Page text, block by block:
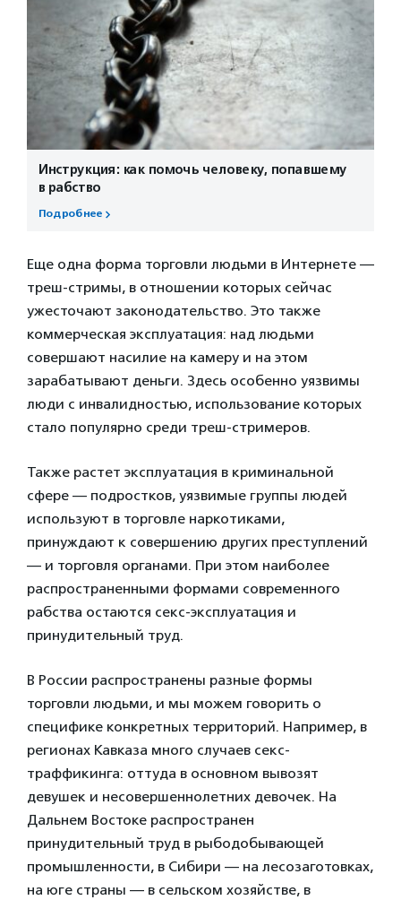
Инструкция: как помочь человеку, попавшему
в рабство
Подробнее
Еще одна форма торговли людьми в Интернете —
треш-стримы, в отношении которых сейчас
ужесточают законодательство. Это также
коммерческая эксплуатация: над людьми
совершают насилие на камеру и на этом
зарабатывают деньги. Здесь особенно уязвимы
люди с инвалидностью, использование которых
стало популярно среди треш-стримеров.
Также растет эксплуатация в криминальной
сфере — подростков, уязвимые группы людей
используют в торговле наркотиками,
принуждают к совершению других преступлений
— и торговля органами. При этом наиболее
распространенными формами современного
рабства остаются секс-эксплуатация и
принудительный труд.
В России распространены разные формы
торговли людьми, и мы можем говорить о
специфике конкретных территорий. Например, в
регионах Кавказа много случаев секс-
траффикинга: оттуда в основном вывозят
девушек и несовершеннолетних девочек. На
Дальнем Востоке распространен
принудительный труд в рыбодобывающей
промышленности, в Сибири — на лесозаготовках,
на юге страны — в сельском хозяйстве, в